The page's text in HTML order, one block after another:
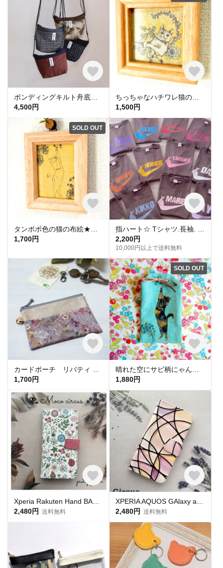
4,500円
1,500円
SOLD OUT
1,700円
2,200円
10,000円以上で送料無料
1,700円
SOLD OUT
1,880円
2,480円 送料無料
2,480円 送料無料